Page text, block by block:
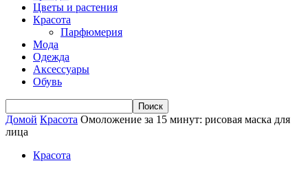
Цветы и растения
Красота
Парфюмерия
Мода
Одежда
Аксессуары
Обувь
Домой Красота Омоложение за 15 минут: рисовая маска для
лица
Красота